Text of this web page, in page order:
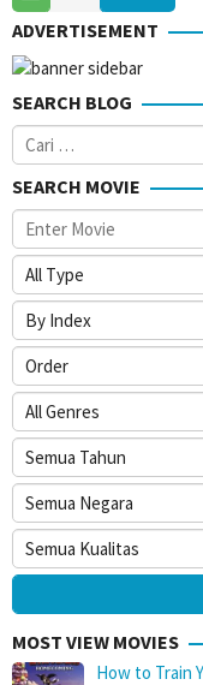
Jan
2020
Min-
ho
ADVERTISEMENT
SEARCH BLOG
Cari
untuk:
SEARCH MOVIE
MOST VIEW MOVIES
How to Train